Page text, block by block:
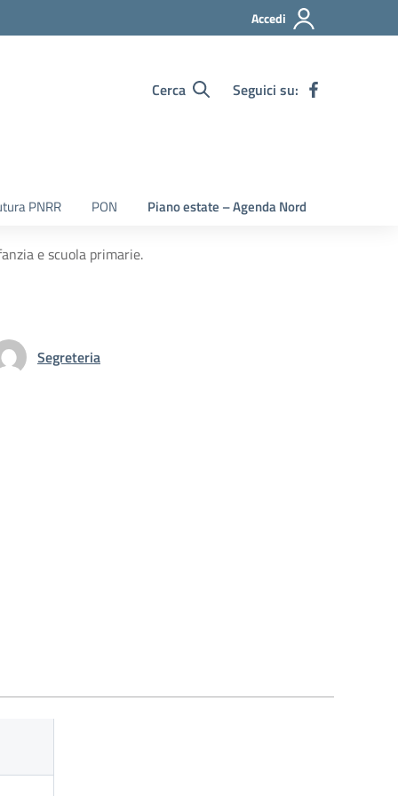
Accedi
Cerca Seguici su:
PNRR PON Piano estate – Agenda Nord
e scuola primarie.
Segreteria